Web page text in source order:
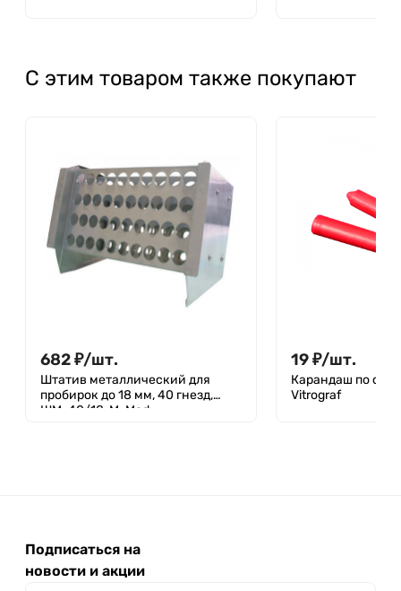
С этим товаром также покупают
682₽/шт.
Штатив металлический для
пробирок до 18 мм, 40 гнезд,
ШМ-40/18, M. Med
19₽/шт.
Карандаш по стеклу
Vitrograf
Подписаться на
новости и акции